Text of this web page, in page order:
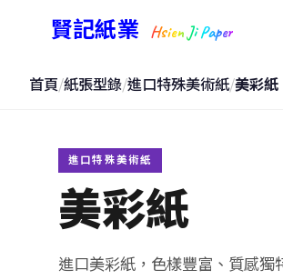
賢記紙業 Hsien Ji Paper
首頁/紙張型錄/進口特殊美術紙/美彩紙
進口特殊美術紙
美彩紙
進口美彩紙，色樣豐富、質感獨